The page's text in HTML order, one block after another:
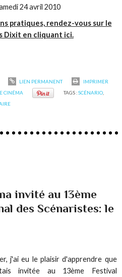
24 avril 2010
pratiques, rendez-vous sur le
Dixit en cliquant ici.
LIEN PERMANENT
IMPRIMER
CINÉMA TAGS :SCÉNARIO,
invité au 13ème
des Scénaristes: le
j'ai eu le plaisir d'apprendre que
invitée au 13ème Festival